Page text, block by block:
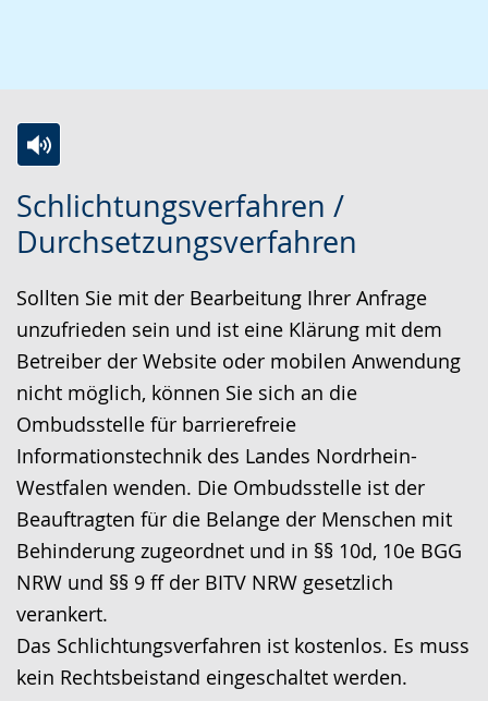
Schlichtungsverfahren /
Durchsetzungsverfahren
Sollten Sie mit der Bearbeitung Ihrer Anfrage
unzufrieden sein und ist eine Klärung mit dem
Betreiber der Website oder mobilen Anwendung
nicht möglich, können Sie sich an die
Ombudsstelle für barrierefreie
Informationstechnik des Landes Nordrhein-
Westfalen wenden. Die Ombudsstelle ist der
Beauftragten für die Belange der Menschen mit
Behinderung zugeordnet und in §§ 10d, 10e BGG
NRW und §§ 9 ff der BITV NRW gesetzlich
verankert.
Das Schlichtungsverfahren ist kostenlos. Es muss
kein Rechtsbeistand eingeschaltet werden.
u
r
e
i
c
h
t
e
n
S
p
r
a
c
h
k
v
i
e
r
e
A
u
d
i
o
-
U
n
i
n
i
d
e
o
i
n
D
e
u
t
s
c
h